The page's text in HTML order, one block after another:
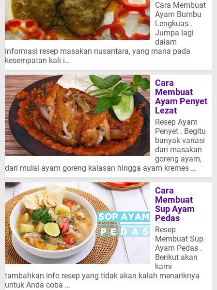
Cara Membuat
Ayam Bumbu
Lengkuas .
Jumpa lagi
dalam
informasi resep masakan nusantara, yang mana pada
kesempatan kali i…
Cara
Membuat
Ayam Penyet
Lezat
Resep Ayam
Penyet . Begitu
banyak variasi
dari masakan
goreng ayam,
dari mulai ayam goreng kalasan hingga ayam kremes …
Cara
Membuat
Sup Ayam
Pedas
Resep
Membuat Sup
Ayam Pedas .
Berikut akan
kami
tambahkan info resep yang tidak akan kalah menariknya
untuk Anda coba …